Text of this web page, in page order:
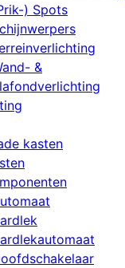
) Spots
&
kasten